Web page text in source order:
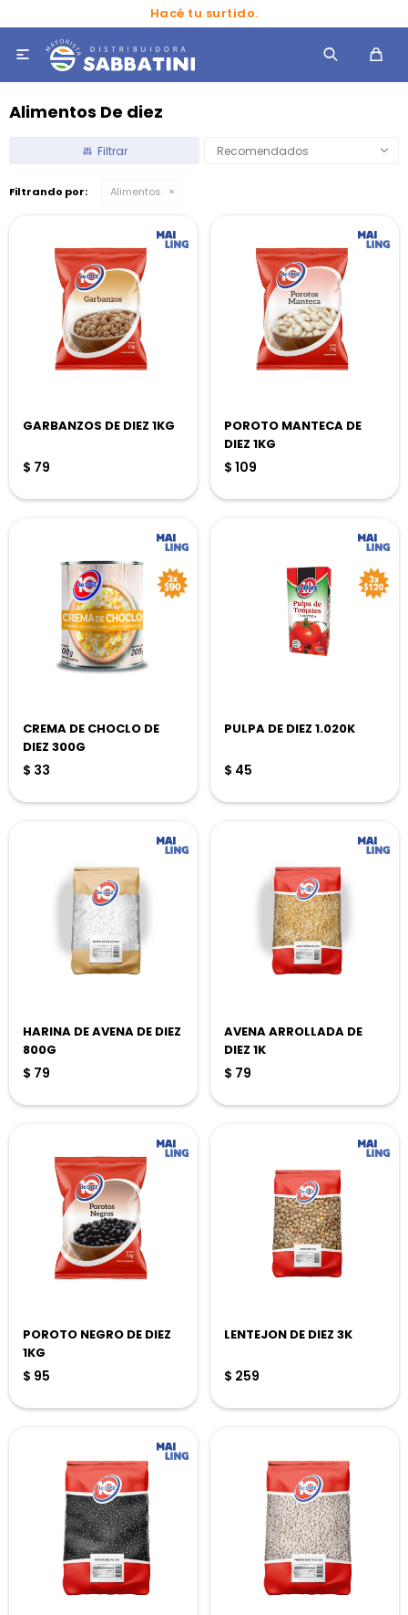
Ahorra en grande en tus marcas favoritas.

Alimentos De diez
Recomendados
Filtrando por: Alimentos
GARBANZOS DE DIEZ 1KG
$ 79
POROTO MANTECA DE
DIEZ 1KG
$ 109
CREMA DE CHOCLO DE
DIEZ 300G
$ 33
PULPA DE DIEZ 1.020K
$ 45
HARINA DE AVENA DE DIEZ
800G
$ 79
AVENA ARROLLADA DE
DIEZ 1K
$ 79
POROTO NEGRO DE DIEZ
1KG
$ 95
LENTEJON DE DIEZ 3K
$ 259